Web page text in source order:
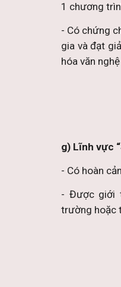
1 chương
- Có chứng
gia và đạt
hóa văn
g) Lĩnh vực
- Có hoàn
- Được giới
trường hoặc